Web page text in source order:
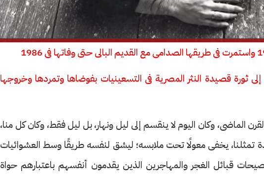
ثورة قصيدة النثر المصرية فى التسعينيات بفوضاها وتمردها وخروجها
الماضى، وكان اليوم لا ينقسم إلى ليل ونهار، بل ليل فقط، وكان كل منا،
تمثلنا، يخفى معولًا تحت ملابسه؛ ليشق لنفسه طريقًا وسط العشوائيات
قبائل الغجر والمهاجرين الذين يقدمون أنفسهم باعتبارهم حواة
حرف العدد 132